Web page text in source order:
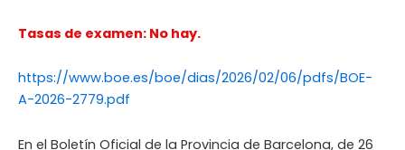
Tasas de examen: No hay.
https://www.boe.es/boe/dias/2026/02/06/pdfs/BOE-
A-2026-2779.pdf
En el Boletín Oficial de la Provincia de Barcelona, de 26